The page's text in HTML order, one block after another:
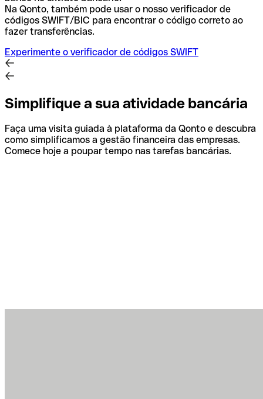
Na Qonto, também pode usar o nosso verificador de
códigos SWIFT/BIC para encontrar o código correto ao
fazer transferências.
Experimente o verificador de códigos SWIFT
Simplifique a sua atividade bancária
Faça uma visita guiada à plataforma da Qonto e descubra
como simplificamos a gestão financeira das empresas.
Comece hoje a poupar tempo nas tarefas bancárias.